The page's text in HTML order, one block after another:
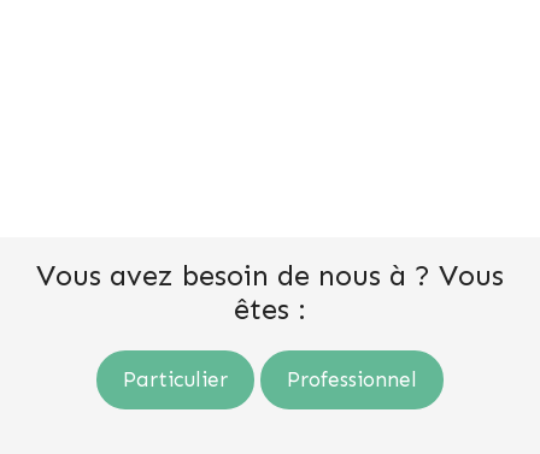
Vous avez besoin de nous à ? Vous
êtes :
Particulier Professionnel